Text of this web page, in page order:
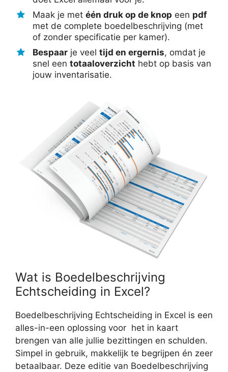
Maak je met één druk op de knop een pdf
met de complete boedelbeschrijving (met
of zonder specificatie per kamer).
Bespaar je veel tijd en ergernis, omdat je
snel een totaaloverzicht hebt op basis van
jouw inventarisatie.
Wat is Boedelbeschrijving
Echtscheiding in Excel?
Boedelbeschrijving Echtscheiding in Excel is een
alles-in-een oplossing voor het in kaart
brengen van alle jullie bezittingen en schulden.
Simpel in gebruik, makkelijk te begrijpen én zeer
betaalbaar. Deze editie van Boedelbeschrijving